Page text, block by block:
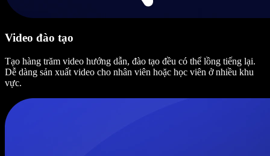
Video đào tạo
Tạo hàng trăm video hướng dẫn, đào tạo đều có thể lồng tiếng lại.
Dễ dàng sản xuất video cho nhân viên hoặc học viên ở nhiều khu
vực.